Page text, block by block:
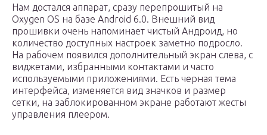
Нам достался аппарат, сразу перепрошитый на
Oxygen OS на базе Android 6.0. Внешний вид
прошивки очень напоминает чистый Андроид, но
количество доступных настроек заметно подросло.
На рабочем появился дополнительный экран слева, с
виджетами, избранными контактами и часто
используемыми приложениями. Есть черная тема
интерфейса, изменяется вид значков и размер
сетки, на заблокированном экране работают жесты
управления плеером.